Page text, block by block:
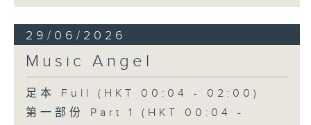
29/06/2026
Music Angel
足本 Full (HKT 00:04 - 02:00)
第一部份 Part 1 (HKT 00:04 -